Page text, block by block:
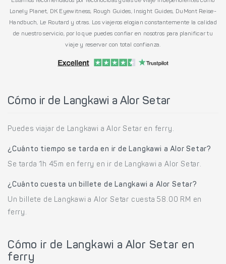
Lonely Planet, DK Eyewitness, Rough Guides, Insight Guides, DuMont Reise-
Handbuch, Le Routard y otras. Los viajeros elogian constantemente la calidad
de nuestro servicio, por lo que puedes confiar en nosotros para planificar tu
viaje y reservar con total confianza.
Cómo ir de Langkawi a Alor Setar
Puedes viajar de Langkawi a Alor Setar en ferry.
¿Cuánto tiempo se tarda en ir de Langkawi a Alor Setar?
Se tarda 1h 45m en ferry en ir de Langkawi a Alor Setar.
¿Cuánto cuesta un billete de Langkawi a Alor Setar?
Un billete de Langkawi a Alor Setar cuesta 58.00 RM en
ferry.
Cómo ir de Langkawi a Alor Setar en
ferry